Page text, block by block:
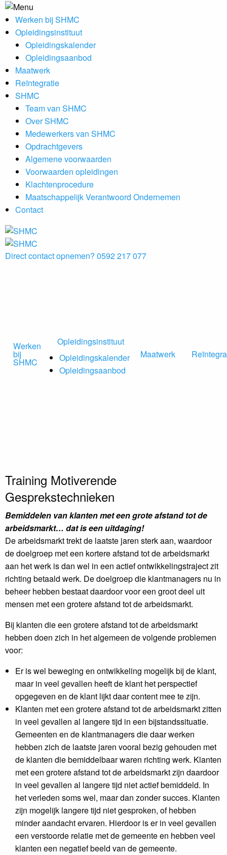
Werken bij SHMC
Opleidingsinstituut
Opleidingskalender
Opleidingsaanbod
Maatwerk
Reïntegratie
SHMC
Team van SHMC
Over SHMC
Medewerkers van SHMC
Opdrachtgevers
Algemene voorwaarden
Voorwaarden opleidingen
Klachtenprocedure
Maatschappelijk Verantwoord Ondernemen
Contact
Direct contact opnemen? 0592 217 077
Werken
bij
SHMC
Opleidingsinstituut
Opleidingskalender
Opleidingsaanbod
Maatwerk
Training Motiverende
Gesprekstechnieken
Bemiddelen van klanten met een grote afstand tot de
arbeidsmarkt… dat is een uitdaging!
De arbeidsmarkt trekt de laatste jaren sterk aan, waardoor
de doelgroep met een kortere afstand tot de arbeidsmarkt
aan het werk is dan wel in een actief ontwikkelingstraject zit
richting betaald werk. De doelgroep die klantmanagers nu in
beheer hebben bestaat daardoor voor een groot deel uit
mensen met een grotere afstand tot de arbeidsmarkt.
Bij klanten die een grotere afstand tot de arbeidsmarkt
hebben doen zich in het algemeen de volgende problemen
voor:
Er is wel beweging en ontwikkeling mogelijk bij de klant,
maar in veel gevallen heeft de klant het perspectief
opgegeven en de klant lijkt daar content mee te zijn.
Klanten met een grotere afstand tot de arbeidsmarkt zitten
in veel gevallen al langere tijd in een bijstandssituatie.
Gemeenten en de klantmanagers die daar werken
hebben zich de laatste jaren vooral bezig gehouden met
de klanten die bemiddelbaar waren richting werk. Klanten
met een grotere afstand tot de arbeidsmarkt zijn daardoor
in veel gevallen al langere tijd niet actief bemiddeld. In
het verleden soms wel, maar dan zonder succes. Klanten
zijn mogelijk langere tijd niet gesproken, of hebben
minder aandacht ervaren. Hierdoor is er in veel gevallen
een verstoorde relatie met de gemeente en hebben veel
klanten een negatief beeld van de gemeente.